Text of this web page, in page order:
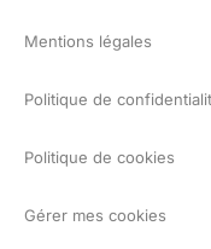
Mentions légales
Politique de
Politique de cookies
Gérer mes cookies